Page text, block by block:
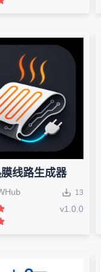
线路生成器
13
v1.0.0